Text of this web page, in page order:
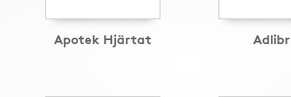
Apotek Hjärtat